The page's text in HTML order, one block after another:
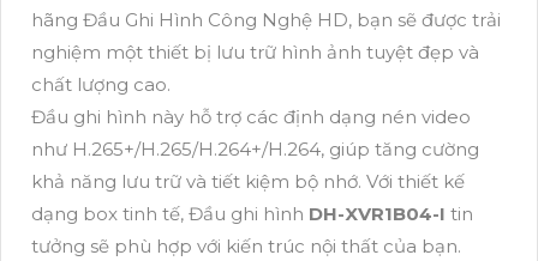
hãng Đầu Ghi Hình Công Nghệ HD, bạn sẽ được trải
nghiệm một thiết bị lưu trữ hình ảnh tuyệt đẹp và
chất lượng cao.
Đầu ghi hình này hỗ trợ các định dạng nén video
như H.265+/H.265/H.264+/H.264, giúp tăng cường
khả năng lưu trữ và tiết kiệm bộ nhớ. Với thiết kế
dạng box tinh tế, Đầu ghi hình DH-XVR1B04-I tin
tưởng sẽ phù hợp với kiến trúc nội thất của bạn.